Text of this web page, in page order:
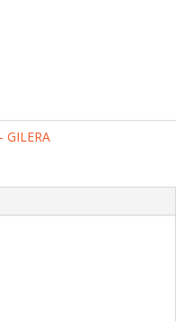
GILERA